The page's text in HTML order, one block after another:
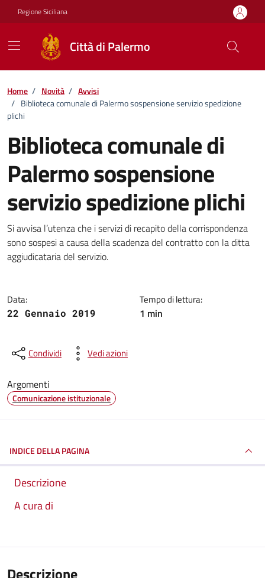
Vai ai contenuti
Vai al footer
Regione Siciliana
Città di Palermo
Home / Novità / Avvisi
/ Biblioteca comunale di Palermo sospensione servizio spedizione
plichi
Biblioteca comunale di
Palermo sospensione
servizio spedizione plichi
Dettagli della notizia
Si avvisa l’utenza che i servizi di recapito della corrispondenza
sono sospesi a causa della scadenza del contratto con la ditta
aggiudicataria del servizio.
Data:
22 Gennaio 2019
Tempo di lettura:
1 min
Condividi Vedi azioni
Argomenti
Comunicazione istituzionale
INDICE DELLA PAGINA
Descrizione
A cura di